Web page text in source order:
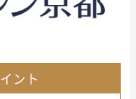
ント